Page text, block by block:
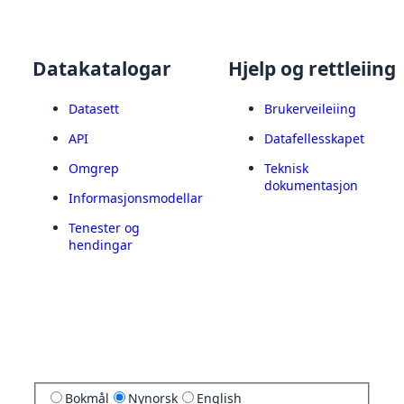
Datakatalogar
Datasett
API
Omgrep
Informasjonsmodellar
Tenester og
hendingar
Hjelp og rettleiing
Brukerveileiing
Datafellesskapet
Teknisk
dokumentasjon
Bokmål Nynorsk English